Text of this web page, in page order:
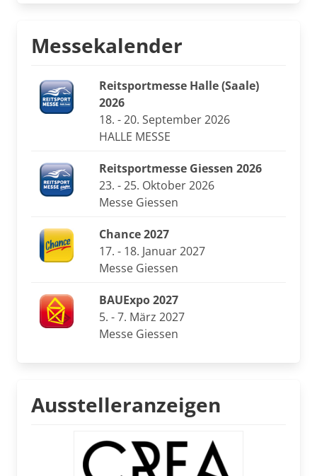
Messekalender
Reitsportmesse Halle (Saale)
2026
18. - 20. September 2026
HALLE MESSE
Reitsportmesse Giessen 2026
23. - 25. Oktober 2026
Messe Giessen
Chance 2027
17. - 18. Januar 2027
Messe Giessen
BAUExpo 2027
5. - 7. März 2027
Messe Giessen
Ausstelleranzeigen